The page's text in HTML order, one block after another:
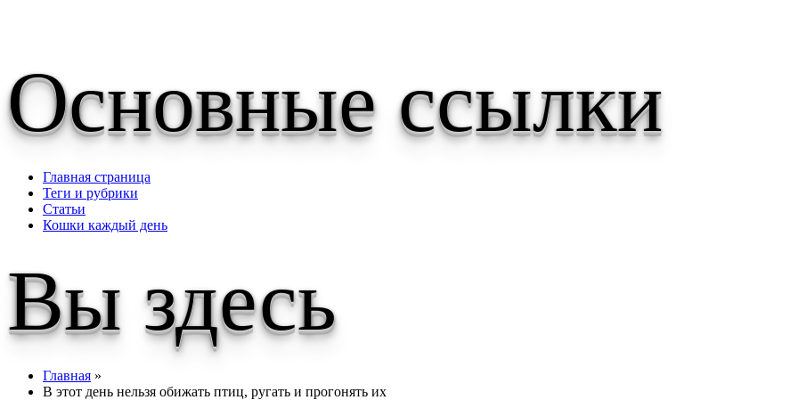
Основные ссылки
Главная страница
Теги и рубрики
Статьи
Кошки каждый день
Вы здесь
Главная »
В этот день нельзя обижать птиц, ругать и прогонять их